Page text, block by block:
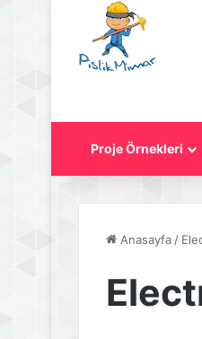
Proje Örnekleri
Anasayfa /